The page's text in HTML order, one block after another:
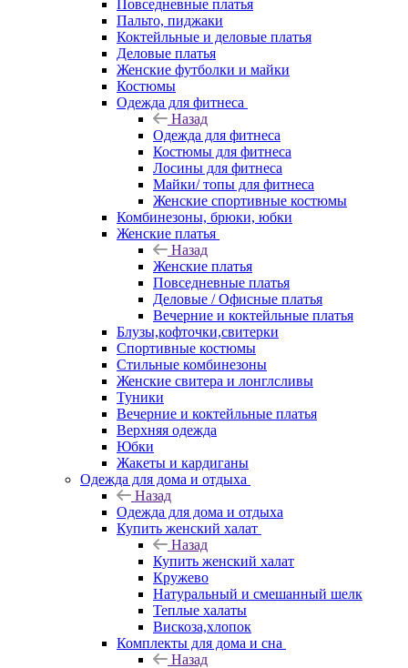
Повседневные платья
Пальто, пиджаки
Коктейльные и деловые платья
Деловые платья
Женские футболки и майки
Костюмы
Одежда для фитнеса
Назад
Одежда для фитнеса
Костюмы для фитнеса
Лосины для фитнеса
Майки/ топы для фитнеса
Женские спортивные костюмы
Комбинезоны, брюки, юбки
Женские платья
Назад
Женские платья
Повседневные платья
Деловые / Офисные платья
Вечерние и коктейльные платья
Блузы,кофточки,свитерки
Спортивные костюмы
Стильные комбинезоны
Женские свитера и лонглсливы
Туники
Вечерние и коктейльные платья
Верхняя одежда
Юбки
Жакеты и кардиганы
Одежда для дома и отдыха
Назад
Одежда для дома и отдыха
Купить женский халат
Назад
Купить женский халат
Кружево
Натуральный и смешанный шелк
Теплые халаты
Вискоза,хлопок
Комплекты для дома и сна
Назад